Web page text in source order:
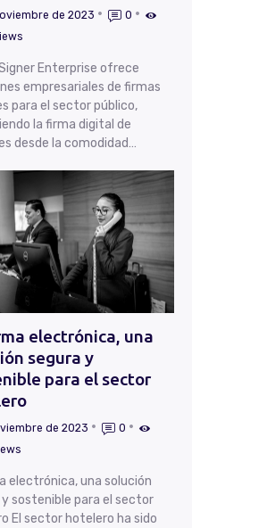
de 2023
0
Enterprise ofrece
empresariales de firmas
para el sector público,
la firma digital de
desde la comodidad…
electrónica, una
segura y
para el sector
de 2023
0
electrónica, una solución
sostenible para el sector
El sector hotelero ha sido